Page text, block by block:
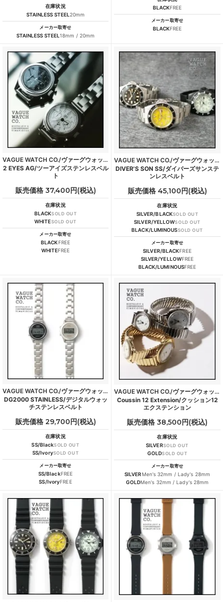
在庫状況
STAINLESS STEEL 20mm
メーカー取寄せ
STAINLESS STEEL18mm / 20mm
BLACKFREE
メーカー取寄せ
BLACKFREE
VAGUE WATCH CO./ヴァーグウォッチカンパニー
2 EYES AG/ツーアイズステンレスベル
ト
販売価格 37,400円(税込)
在庫状況
BLACKSOLD OUT
WHITESOLD OUT
メーカー取寄せ
BLACKFREE
WHITEFREE
VAGUE WATCH CO./ヴァーグウォッチカンパニー
DIVER'S SON SS/ダイバーズサンステ
ンレスベルト
販売価格 45,100円(税込)
在庫状況
SILVER/BLACKSOLD OUT
SILVER/YELLOWSOLD OUT
BLACK/LUMINOUSSOLD OUT
メーカー取寄せ
SILVER/BLACKFREE
SILVER/YELLOWFREE
BLACK/LUMINOUSFREE
VAGUE WATCH CO./ヴァーグウォッチカンパニー
DG2000 STAINLESS/デジタルウォッ
チステンレスベルト
販売価格 29,700円(税込)
在庫状況
SS/BlackSOLD OUT
SS/IvorySOLD OUT
メーカー取寄せ
SS/BlackFREE
SS/IvoryFREE
VAGUE WATCH CO./ヴァーグウォッチカンパニー
Coussin 12 Extension/クッション12
エクステンション
販売価格 38,500円(税込)
在庫状況
SILVERSOLD OUT
GOLDSOLD OUT
メーカー取寄せ
SILVER Men's 32mm / Lady's 28mm
GOLDMen's 32mm / Lady's 28mm